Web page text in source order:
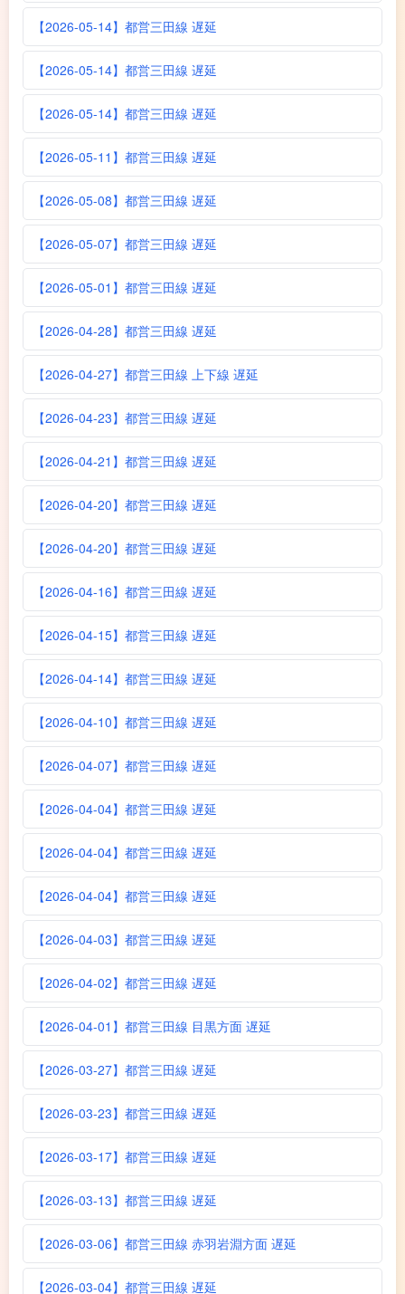
【2026-05-14】都営三田線 遅延
【2026-05-14】都営三田線 遅延
【2026-05-14】都営三田線 遅延
【2026-05-11】都営三田線 遅延
【2026-05-08】都営三田線 遅延
【2026-05-07】都営三田線 遅延
【2026-05-01】都営三田線 遅延
【2026-04-28】都営三田線 遅延
【2026-04-27】都営三田線 上下線 遅延
【2026-04-23】都営三田線 遅延
【2026-04-21】都営三田線 遅延
【2026-04-20】都営三田線 遅延
【2026-04-20】都営三田線 遅延
【2026-04-16】都営三田線 遅延
【2026-04-15】都営三田線 遅延
【2026-04-14】都営三田線 遅延
【2026-04-10】都営三田線 遅延
【2026-04-07】都営三田線 遅延
【2026-04-04】都営三田線 遅延
【2026-04-04】都営三田線 遅延
【2026-04-04】都営三田線 遅延
【2026-04-03】都営三田線 遅延
【2026-04-02】都営三田線 遅延
【2026-04-01】都営三田線 目黒方面 遅延
【2026-03-27】都営三田線 遅延
【2026-03-23】都営三田線 遅延
【2026-03-17】都営三田線 遅延
【2026-03-13】都営三田線 遅延
【2026-03-06】都営三田線 赤羽岩淵方面 遅延
【2026-03-04】都営三田線 遅延